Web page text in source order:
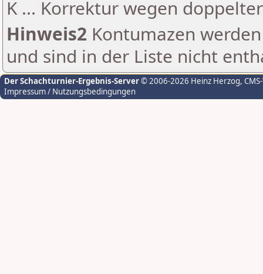
K ... Korrektur wegen
Hinweis2 Kontumazen
und sind in der Liste nicht
Der Schachturnier-Ergebnis-Server© 2006-2026 Heinz Herzog,
Impressum / Nutzungsbedingungen